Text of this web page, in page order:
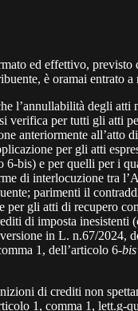
ed effettivo, previsto
è oramai entrato a
l’annullabilità degli atti
verifica per tutti gli atti
anteriormente all’atto
per gli atti
6-bis) e per quelli per i
di interlocuzione tra
parimenti il
per gli atti di recupero
di imposta inesistenti
in L. n.67/2024,
1, dell’articolo 6-bis
di crediti non
1, comma 1, lett.g-